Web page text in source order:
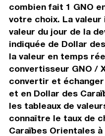
combien fait 1 GNO
votre choix. La
valeur du jour de la
indiquée de Dollar
la valeur en temps
convertisseur GNO /
convertir et
et en Dollar des
les tableaux de
connaître le taux de
Caraïbes Orientales